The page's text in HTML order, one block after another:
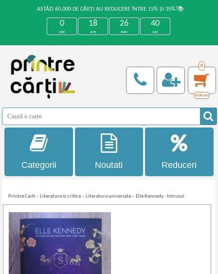
ASTĂZI 60.000 DE CĂRȚI AU REDUCERE ÎNTRE 15% ȘI 35%!📚
0
zile
18
ore
26
min
39
sec
0
0,00 Lei
Categorii Noutati Reduceri
Printre Carti » Literatura si critica » Literatura universala » Elle Kennedy - Intrusul